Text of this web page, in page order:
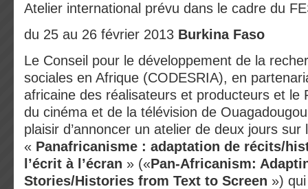
Atelier international prévu dans le cadre du
du 25 au 26 février 2013 Burkina Faso
Le Conseil pour le développement de la
sociales en Afrique (CODESRIA), en
africaine des réalisateurs et producteurs et le
du cinéma et de la télévision de
plaisir d’annoncer un atelier de deux jours sur
« Panafricanisme : adaptation de récits/
l’écrit à l’écran » («Pan-Africanism:
Stories/Histories from Text to Screen »)